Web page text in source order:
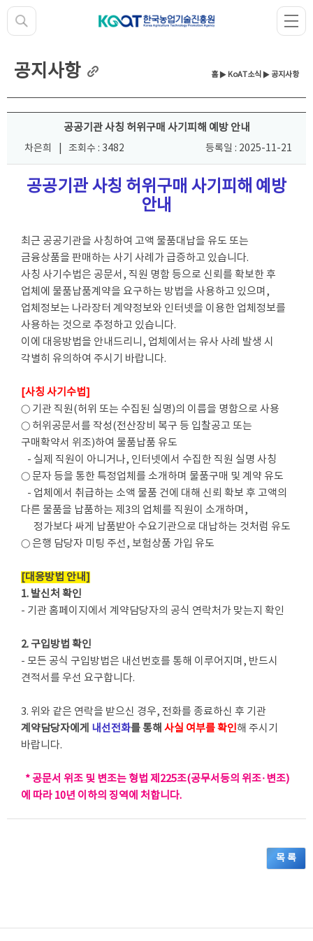
공지사항 홈▶ KoAT소식 ▶ 공지사항
공공기관 사칭 허위구매 사기피해 예방 안내
차은희 조회수 : 3482 등록일 : 2025-11-21
공공기관 사칭 허위구매 사기피해 예방
안내
최근 공공기관을 사칭하여 고액 물품대납을 유도 또는
금융상품을 판매하는 사기 사례가 급증하고 있습니다.
사칭 사기수법은 공문서, 직원 명함 등으로 신뢰를 확보한 후
업체에 물품납품계약을 요구하는 방법을 사용하고 있으며,
업체정보는 나라장터 계약정보와 인터넷을 이용한 업체정보를
사용하는 것으로 추정하고 있습니다.
이에 대응방법을 안내드리니, 업체에서는 유사 사례 발생 시
각별히 유의하여 주시기 바랍니다.
[사칭 사기수법]
○ 기관 직원(허위 또는 수집된 실명)의 이름을 명함으로 사용
○ 허위공문서를 작성(전산장비 복구 등 입찰공고 또는
구매확약서 위조)하여 물품납품 유도
- 실제 직원이 아니거나, 인터넷에서 수집한 직원 실명 사칭
○ 문자 등을 통한 특정업체를 소개하며 물품구매 및 계약 유도
- 업체에서 취급하는 소액 물품 건에 대해 신뢰 확보 후 고액의
다른 물품을 납품하는 제3의 업체를 직원이 소개하며,
정가보다 싸게 납품받아 수요기관으로 대납하는 것처럼 유도
○ 은행 담당자 미팅 주선, 보험상품 가입 유도
[대응방법 안내]
1. 발신처 확인
- 기관 홈페이지에서 계약담당자의 공식 연락처가 맞는지 확인
2. 구입방법 확인
- 모든 공식 구입방법은 내선번호를 통해 이루어지며, 반드시
견적서를 우선 요구합니다.
3. 위와 같은 연락을 받으신 경우, 전화를 종료하신 후 기관
계약담당자에게 내선전화를 통해 사실 여부를 확인해 주시기
바랍니다.
* 공문서 위조 및 변조는 형법 제225조(공무서등의 위조·변조)
에 따라 10년 이하의 징역에 처합니다.
목 록